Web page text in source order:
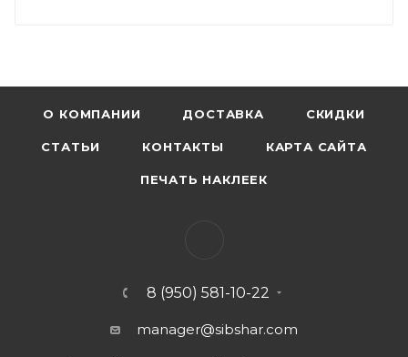
О КОМПАНИИ ДОСТАВКА СКИДКИ
СТАТЬИ КОНТАКТЫ КАРТА САЙТА
ПЕЧАТЬ НАКЛЕЕК
8 (950) 581-10-22
manager@sibshar.com